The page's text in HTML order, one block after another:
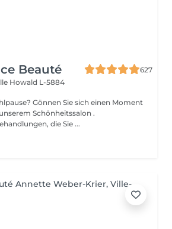
Beauté
627
Howald L-5884
einen Moment
Schönheitssalon .
die Sie ...